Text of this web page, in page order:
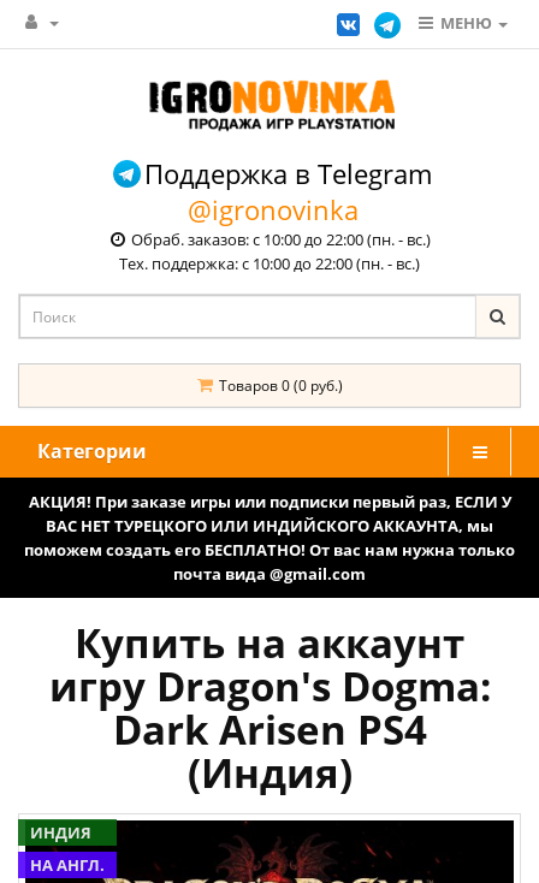
МЕНЮ
Поддержка в Telegram
@igronovinka
Обраб. заказов: с 10:00 до 22:00 (пн. - вс.)
Тех. поддержка: с 10:00 до 22:00 (пн. - вс.)
Товаров 0 (0 руб.)
Категории
АКЦИЯ! При заказе игры или подписки первый раз, ЕСЛИ У
ВАС НЕТ ТУРЕЦКОГО ИЛИ ИНДИЙСКОГО АККАУНТА, мы
поможем создать его БЕСПЛАТНО! От вас нам нужна только
почта вида @gmail.com
Купить на аккаунт
игру Dragon's Dogma:
Dark Arisen PS4
(Индия)
ИНДИЯ
НА АНГЛ.